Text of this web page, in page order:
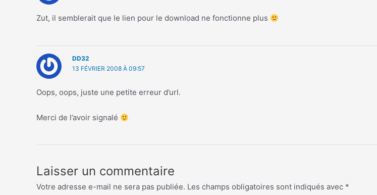
Zut, il semblerait que le lien pour le download ne fonctionne plus
DD32
13 FÉVRIER 2008 À 09:57
Oops, oops, juste une petite erreur d’url.
Merci de l’avoir signalé
Laisser un commentaire
Votre adresse e-mail ne sera pas publiée. Les champs obligatoires sont indiqués avec *